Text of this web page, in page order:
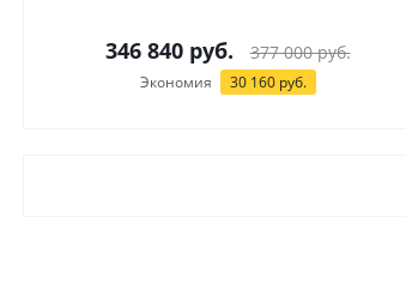
346 840руб. 377 000руб.
Экономия 30 160руб.